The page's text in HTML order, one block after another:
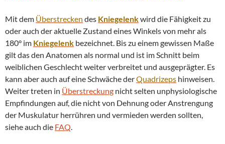
Mit dem Überstrecken des Kniegelenkwird die Fähigkeit zu
oder auch der aktuelle Zustand eines Winkels von mehr als
180° im Kniegelenk bezeichnet. Bis zu einem gewissen Maße
gilt das den Anatomen als normal und ist im Schnitt beim
weiblichen Geschlecht weiter verbreitet und ausgeprägter. Es
kann aber auch auf eine Schwäche derQuadrizeps hinweisen.
Weiter treten in Überstreckung nicht selten unphysiologische
Empfindungen auf, die nicht von Dehnung oder Anstrengung
der Muskulatur herrühren und vermieden werden sollten,
siehe auch die FAQ.